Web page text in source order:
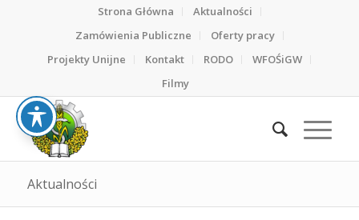
Strona Główna
Aktualności
Zamówienia Publiczne
Oferty pracy
Projekty Unijne
Kontakt RODO
WFOŚiGW
Filmy
Aktualności